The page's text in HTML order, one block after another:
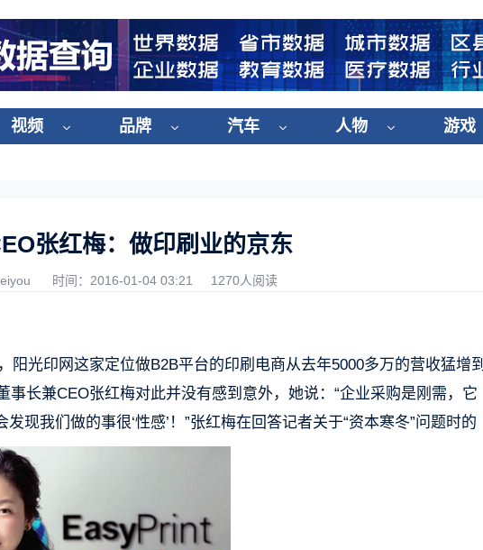
视频 品牌 汽车 人物 游戏
张红梅：做印刷业的京东
时间：2016-01-04 03:21 1270人阅读
阳光印网这家定位做B2B平台的印刷电商从去年5000多万的营收猛增到
长兼CEO张红梅对此并没有感到意外，她说：“企业采购是刚需，它
现我们做的事很‘性感’！”张红梅在回答记者关于“资本寒冬”问题时的